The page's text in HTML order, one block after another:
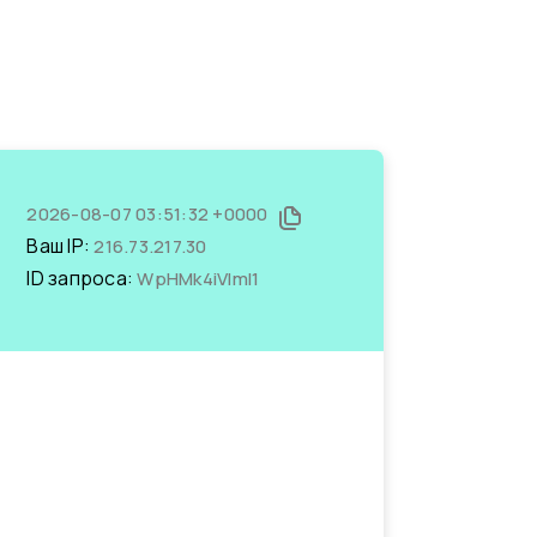
2026-08-07 03:51:32 +0000
Ваш IP:216.73.217.30
ID запроса:WpHMk4iVlmI1